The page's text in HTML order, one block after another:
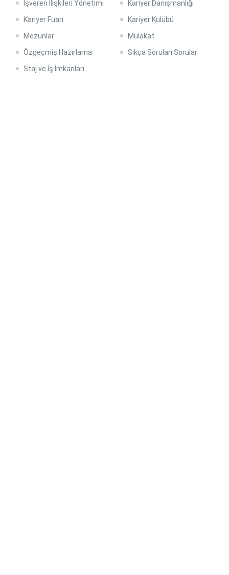
İşveren İlişkileri Yönetimi
Kariyer Danışmanlığı
Kariyer Fuarı
Kariyer Kulübü
Mezunlar
Mülakat
Özgeçmiş Hazırlama
Sıkça Sorulan Sorular
Staj ve İş İmkanları